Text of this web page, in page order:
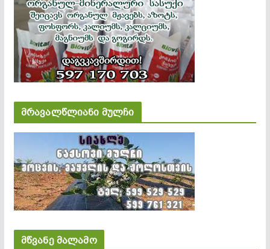
მრავალწლიანი მულჩი
მწვანე მალამო